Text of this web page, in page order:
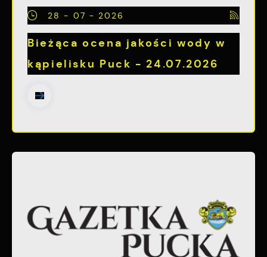
28 - 07 - 2026
Bieżąca ocena jakości wody w
kąpielisku Puck - 24.07.2026